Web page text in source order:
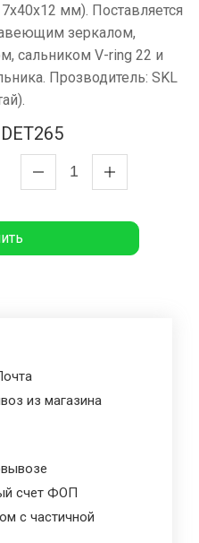
мм). Поставляется
зеркалом,
сальником V-ring 22 и
Прозводитель: SKL
DET265
из магазина
счет ФОП
с частичной